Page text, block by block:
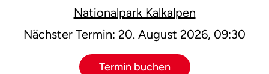
Nationalpark Kalkalpen
Nächster Termin: 20. August 2026, 09:30
Termin buchen